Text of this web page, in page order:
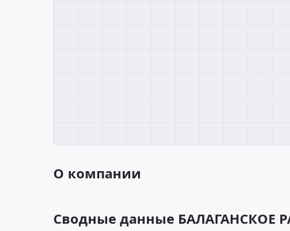
О компании
Сводные данные БАЛАГАНСКОЕ